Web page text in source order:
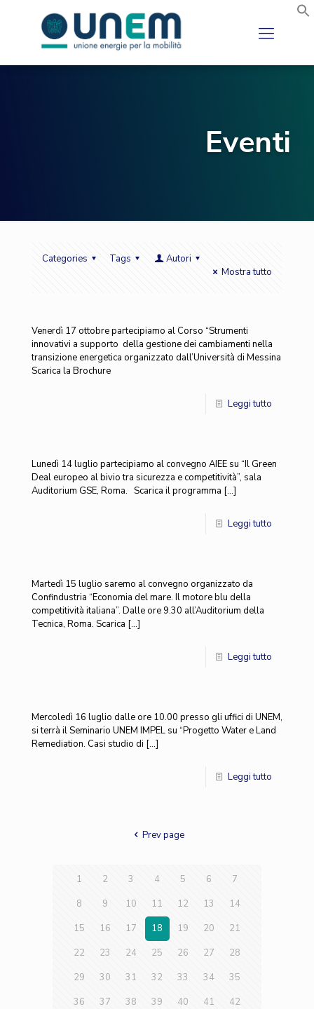
Eventi
Categories Tags
Autori
Mostra tutto
Venerdì 17 ottobre partecipiamo al Corso “Strumenti
innovativi a supporto della gestione dei cambiamenti nella
transizione energetica organizzato dall’Università di Messina
Scarica la Brochure
Leggi tutto
Lunedì 14 luglio partecipiamo al convegno AIEE su “Il Green
Deal europeo al bivio tra sicurezza e competitività”, sala
Auditorium GSE, Roma. Scarica il programma […]
Leggi tutto
Martedì 15 luglio saremo al convegno organizzato da
Confindustria “Economia del mare. Il motore blu della
competitività italiana”. Dalle ore 9.30 all’Auditorium della
Tecnica, Roma. Scarica […]
Leggi tutto
Mercoledì 16 luglio dalle ore 10.00 presso gli uffici di UNEM,
si terrà il Seminario UNEM IMPEL su “Progetto Water e Land
Remediation. Casi studio di […]
Leggi tutto
Prev page
1 2 3 4 5 6
7
8
9 10 11 12 13
14
15
16 17 18 19 20
21
22
23 24 25 26 27
28
29
30 31 32 33 34
35
36
37 38 39 40 41
42